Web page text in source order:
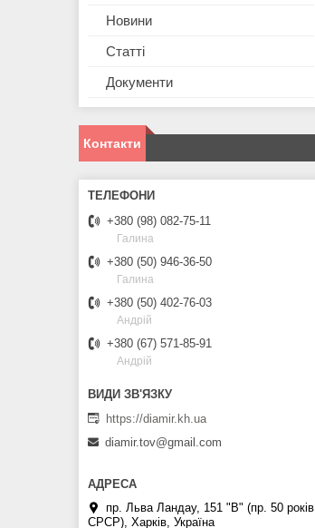
Новини
Статті
Документи
Контакти
+380 (98) 082-75-11
Галина
+380 (50) 946-36-50
Галина
+380 (50) 402-76-03
Андрій
+380 (67) 571-85-91
Андрій
https://diamir.kh.ua
diamir.tov@gmail.com
пр. Льва Ландау, 151 "В" (пр. 50 років
СРСР), Харків, Україна